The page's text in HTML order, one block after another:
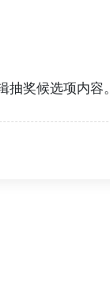
奖候选项内容。